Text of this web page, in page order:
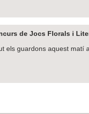
de Jocs Florals i
els guardons aquest matí